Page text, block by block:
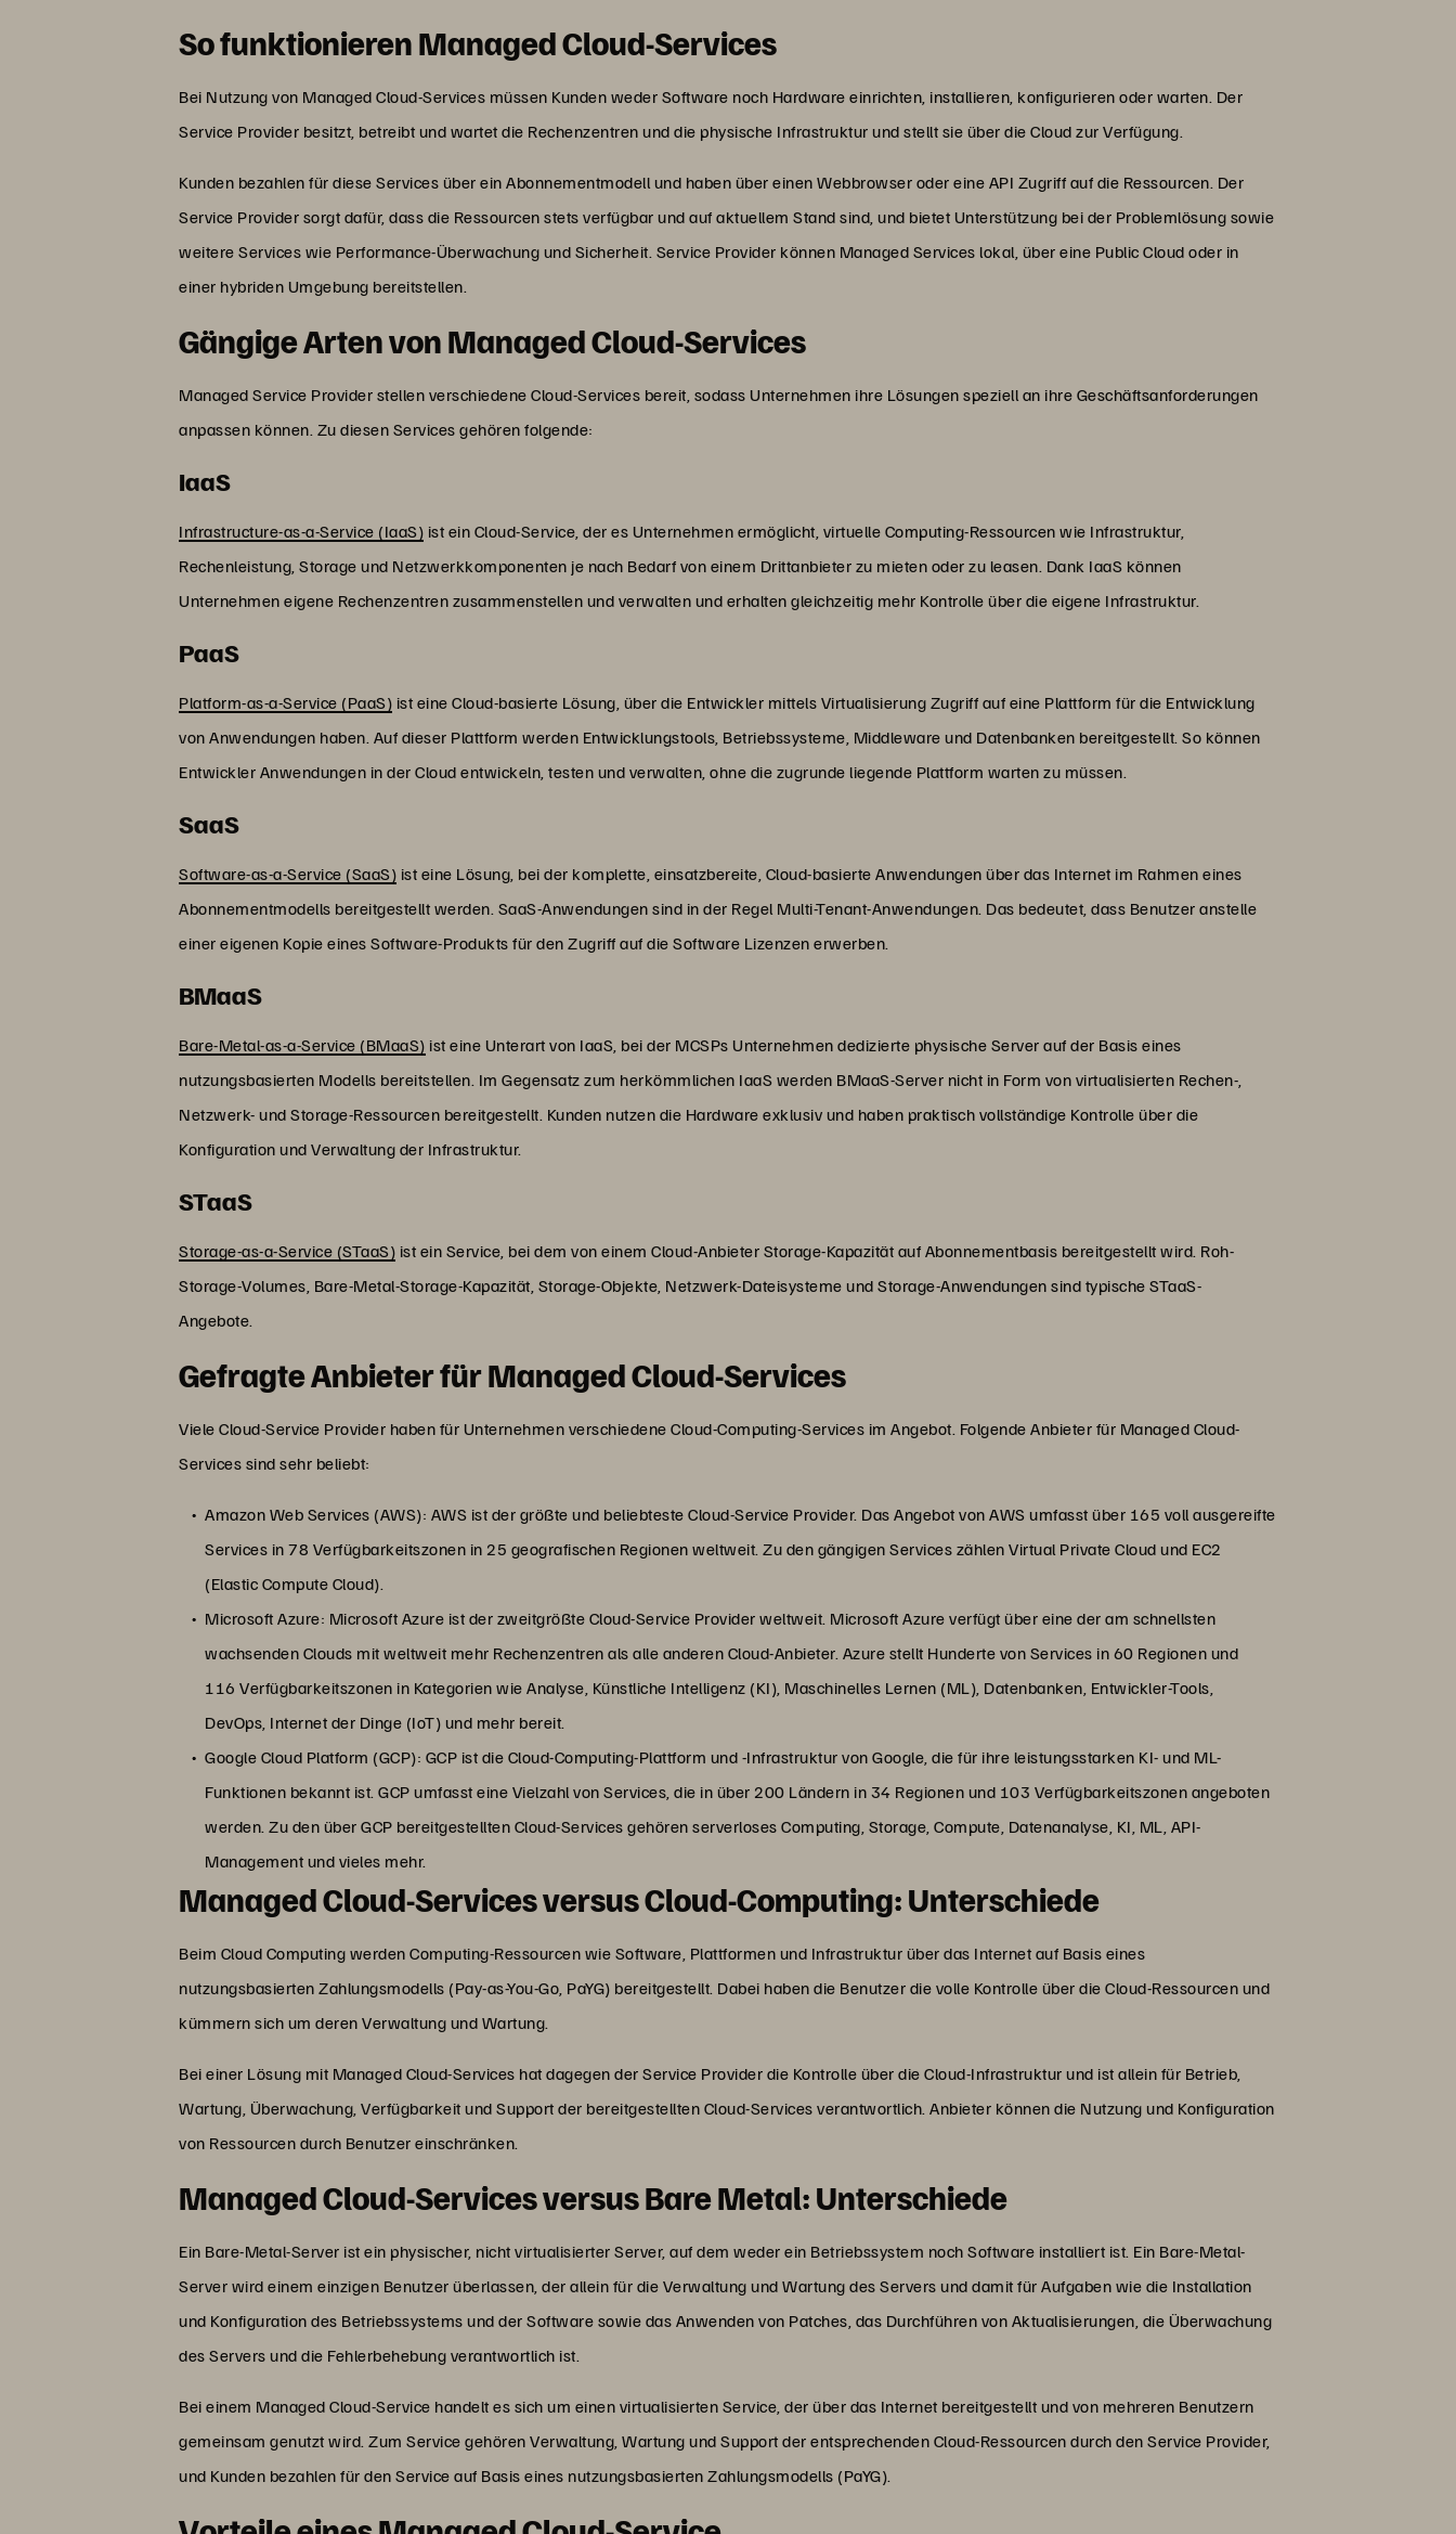
So funktionieren Managed Cloud-Services
Bei Nutzung von Managed Cloud-Services müssen Kunden weder Software noch Hardware einrichten, installieren, konfigurieren oder warten. Der
Service Provider besitzt, betreibt und wartet die Rechenzentren und die physische Infrastruktur und stellt sie über die Cloud zur Verfügung.
Kunden bezahlen für diese Services über ein Abonnementmodell und haben über einen Webbrowser oder eine API Zugriff auf die Ressourcen. Der
Service Provider sorgt dafür, dass die Ressourcen stets verfügbar und auf aktuellem Stand sind, und bietet Unterstützung bei der Problemlösung sowie
weitere Services wie Performance-Überwachung und Sicherheit. Service Provider können Managed Services lokal, über eine Public Cloud oder in
einer hybriden Umgebung bereitstellen.
Gängige Arten von Managed Cloud-Services
Managed Service Provider stellen verschiedene Cloud-Services bereit, sodass Unternehmen ihre Lösungen speziell an ihre Geschäftsanforderungen
anpassen können. Zu diesen Services gehören folgende:
IaaS
Infrastructure-as-a-Service (IaaS) ist ein Cloud-Service, der es Unternehmen ermöglicht, virtuelle Computing-Ressourcen wie Infrastruktur,
Rechenleistung, Storage und Netzwerkkomponenten je nach Bedarf von einem Drittanbieter zu mieten oder zu leasen. Dank IaaS können
Unternehmen eigene Rechenzentren zusammenstellen und verwalten und erhalten gleichzeitig mehr Kontrolle über die eigene Infrastruktur.
PaaS
Platform-as-a-Service (PaaS) ist eine Cloud-basierte Lösung, über die Entwickler mittels Virtualisierung Zugriff auf eine Plattform für die Entwicklung
von Anwendungen haben. Auf dieser Plattform werden Entwicklungstools, Betriebssysteme, Middleware und Datenbanken bereitgestellt. So können
Entwickler Anwendungen in der Cloud entwickeln, testen und verwalten, ohne die zugrunde liegende Plattform warten zu müssen.
SaaS
Software-as-a-Service (SaaS) ist eine Lösung, bei der komplette, einsatzbereite, Cloud-basierte Anwendungen über das Internet im Rahmen eines
Abonnementmodells bereitgestellt werden. SaaS-Anwendungen sind in der Regel Multi-Tenant-Anwendungen. Das bedeutet, dass Benutzer anstelle
einer eigenen Kopie eines Software-Produkts für den Zugriff auf die Software Lizenzen erwerben.
BMaaS
Bare-Metal-as-a-Service (BMaaS) ist eine Unterart von IaaS, bei der MCSPs Unternehmen dedizierte physische Server auf der Basis eines
nutzungsbasierten Modells bereitstellen. Im Gegensatz zum herkömmlichen IaaS werden BMaaS-Server nicht in Form von virtualisierten Rechen-,
Netzwerk- und Storage-Ressourcen bereitgestellt. Kunden nutzen die Hardware exklusiv und haben praktisch vollständige Kontrolle über die
Konfiguration und Verwaltung der Infrastruktur.
STaaS
Storage-as-a-Service (STaaS) ist ein Service, bei dem von einem Cloud-Anbieter Storage-Kapazität auf Abonnementbasis bereitgestellt wird. Roh-
Storage-Volumes, Bare-Metal-Storage-Kapazität, Storage-Objekte, Netzwerk-Dateisysteme und Storage-Anwendungen sind typische STaaS-
Angebote.
Gefragte Anbieter für Managed Cloud-Services
Viele Cloud-Service Provider haben für Unternehmen verschiedene Cloud-Computing-Services im Angebot. Folgende Anbieter für Managed Cloud-
Services sind sehr beliebt:
Amazon Web Services (AWS): AWS ist der größte und beliebteste Cloud-Service Provider. Das Angebot von AWS umfasst über 165 voll ausgereifte
Services in 78 Verfügbarkeitszonen in 25 geografischen Regionen weltweit. Zu den gängigen Services zählen Virtual Private Cloud und EC2
(Elastic Compute Cloud).
Microsoft Azure: Microsoft Azure ist der zweitgrößte Cloud-Service Provider weltweit. Microsoft Azure verfügt über eine der am schnellsten
wachsenden Clouds mit weltweit mehr Rechenzentren als alle anderen Cloud-Anbieter. Azure stellt Hunderte von Services in 60 Regionen und
116 Verfügbarkeitszonen in Kategorien wie Analyse, Künstliche Intelligenz (KI), Maschinelles Lernen (ML), Datenbanken, Entwickler-Tools,
DevOps, Internet der Dinge (IoT) und mehr bereit.
Google Cloud Platform (GCP): GCP ist die Cloud-Computing-Plattform und -Infrastruktur von Google, die für ihre leistungsstarken KI- und ML-
Funktionen bekannt ist. GCP umfasst eine Vielzahl von Services, die in über 200 Ländern in 34 Regionen und 103 Verfügbarkeitszonen angeboten
werden. Zu den über GCP bereitgestellten Cloud-Services gehören serverloses Computing, Storage, Compute, Datenanalyse, KI, ML, API-
Management und vieles mehr.
Managed Cloud-Services versus Cloud-Computing: Unterschiede
Beim Cloud Computing werden Computing-Ressourcen wie Software, Plattformen und Infrastruktur über das Internet auf Basis eines
nutzungsbasierten Zahlungsmodells (Pay-as-You-Go, PaYG) bereitgestellt. Dabei haben die Benutzer die volle Kontrolle über die Cloud-Ressourcen und
kümmern sich um deren Verwaltung und Wartung.
Bei einer Lösung mit Managed Cloud-Services hat dagegen der Service Provider die Kontrolle über die Cloud-Infrastruktur und ist allein für Betrieb,
Wartung, Überwachung, Verfügbarkeit und Support der bereitgestellten Cloud-Services verantwortlich. Anbieter können die Nutzung und Konfiguration
von Ressourcen durch Benutzer einschränken.
Managed Cloud-Services versus Bare Metal: Unterschiede
Ein Bare-Metal-Server ist ein physischer, nicht virtualisierter Server, auf dem weder ein Betriebssystem noch Software installiert ist. Ein Bare-Metal-
Server wird einem einzigen Benutzer überlassen, der allein für die Verwaltung und Wartung des Servers und damit für Aufgaben wie die Installation
und Konfiguration des Betriebssystems und der Software sowie das Anwenden von Patches, das Durchführen von Aktualisierungen, die Überwachung
des Servers und die Fehlerbehebung verantwortlich ist.
Bei einem Managed Cloud-Service handelt es sich um einen virtualisierten Service, der über das Internet bereitgestellt und von mehreren Benutzern
gemeinsam genutzt wird. Zum Service gehören Verwaltung, Wartung und Support der entsprechenden Cloud-Ressourcen durch den Service Provider,
und Kunden bezahlen für den Service auf Basis eines nutzungsbasierten Zahlungsmodells (PaYG).